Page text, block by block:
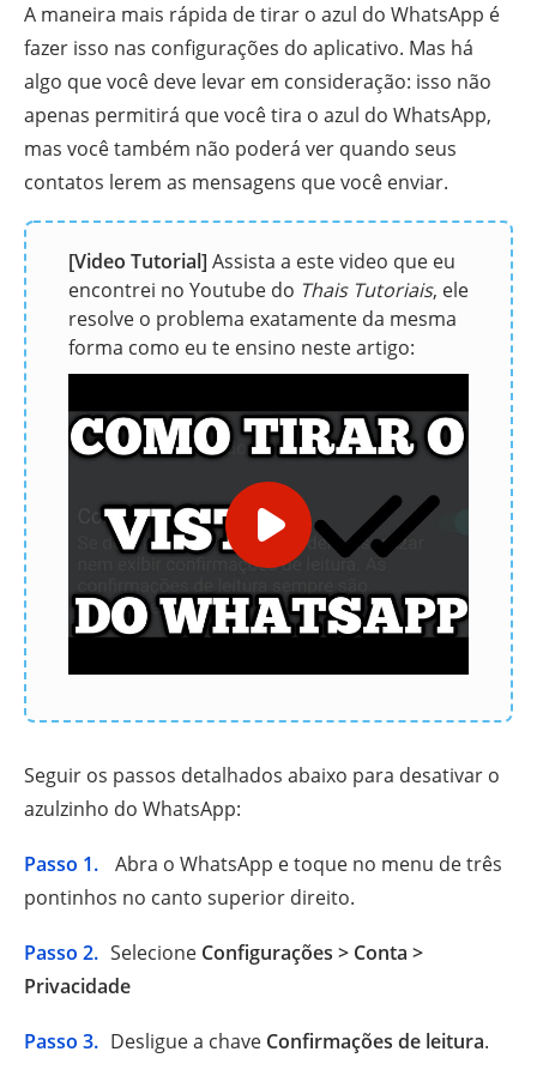
A maneira mais rápida de tirar o azul do WhatsApp é
fazer isso nas configurações do aplicativo. Mas há
algo que você deve levar em consideração: isso não
apenas permitirá que você tira o azul do WhatsApp,
mas você também não poderá ver quando seus
contatos lerem as mensagens que você enviar.
[Video Tutorial] Assista a este video que eu
encontrei no Youtube do Thais Tutoriais, ele
resolve o problema exatamente da mesma
forma como eu te ensino neste artigo:
Seguir os passos detalhados abaixo para desativar o
azulzinho do WhatsApp:
Passo 1.
Abra o WhatsApp e toque no menu de três
pontinhos no canto superior direito.
Passo 2. Selecione Configurações > Conta >
Privacidade
Passo 3. Desligue a chave Confirmações de leitura.